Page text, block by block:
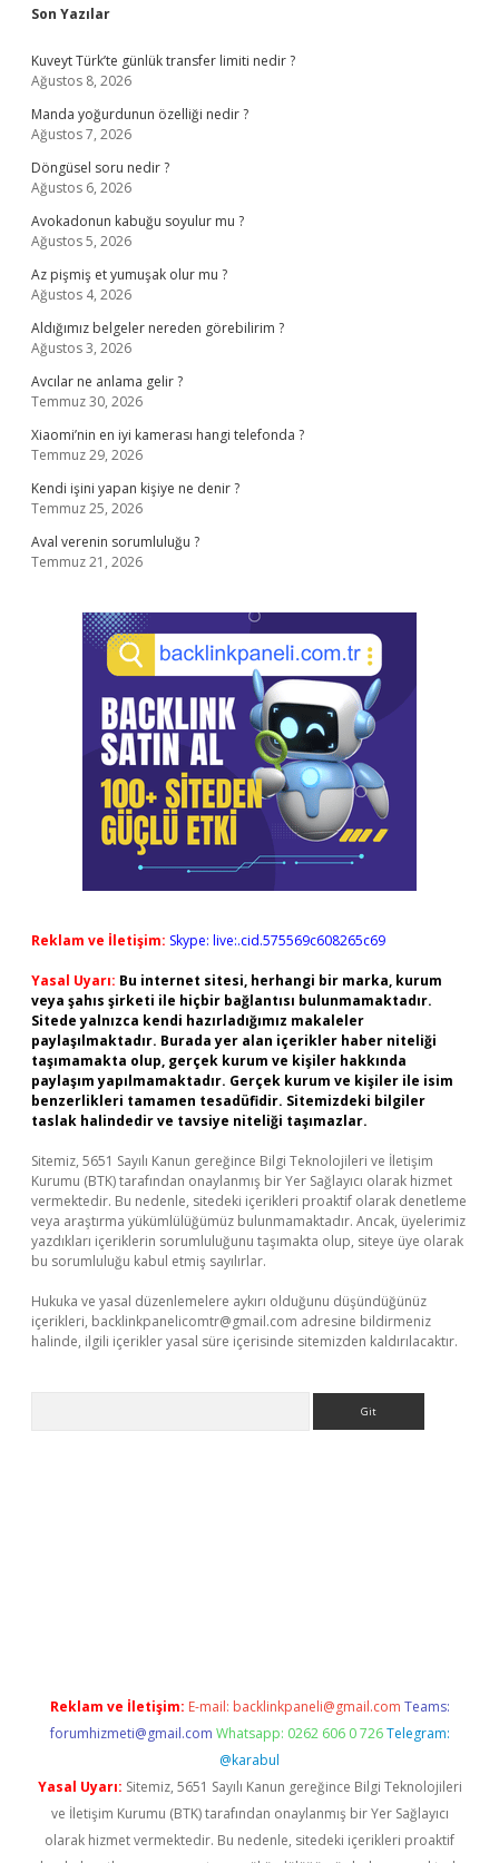
Sidebar
Son Yazılar
Kuveyt Türk’te günlük transfer limiti nedir ?
Ağustos 8, 2026
Manda yoğurdunun özelliği nedir ?
Ağustos 7, 2026
Döngüsel soru nedir ?
Ağustos 6, 2026
Avokadonun kabuğu soyulur mu ?
Ağustos 5, 2026
Az pişmiş et yumuşak olur mu ?
Ağustos 4, 2026
Aldığımız belgeler nereden görebilirim ?
Ağustos 3, 2026
Avcılar ne anlama gelir ?
Temmuz 30, 2026
Xiaomi’nin en iyi kamerası hangi telefonda ?
Temmuz 29, 2026
Kendi işini yapan kişiye ne denir ?
Temmuz 25, 2026
Aval verenin sorumluluğu ?
Temmuz 21, 2026
Reklam ve İletişim: Skype: live:.cid.575569c608265c69
Yasal Uyarı: Bu internet sitesi, herhangi bir marka, kurum
veya şahıs şirketi ile hiçbir bağlantısı bulunmamaktadır.
Sitede yalnızca kendi hazırladığımız makaleler
paylaşılmaktadır. Burada yer alan içerikler haber niteliği
taşımamakta olup, gerçek kurum ve kişiler hakkında
paylaşım yapılmamaktadır. Gerçek kurum ve kişiler ile isim
benzerlikleri tamamen tesadüfidir. Sitemizdeki bilgiler
taslak halindedir ve tavsiye niteliği taşımazlar.
Sitemiz, 5651 Sayılı Kanun gereğince Bilgi Teknolojileri ve İletişim
Kurumu (BTK) tarafından onaylanmış bir Yer Sağlayıcı olarak hizmet
vermektedir. Bu nedenle, sitedeki içerikleri proaktif olarak denetleme
veya araştırma yükümlülüğümüz bulunmamaktadır. Ancak, üyelerimiz
yazdıkları içeriklerin sorumluluğunu taşımakta olup, siteye üye olarak
bu sorumluluğu kabul etmiş sayılırlar.
Hukuka ve yasal düzenlemelere aykırı olduğunu düşündüğünüz
içerikleri, backlinkpanelicomtr@gmail.com adresine bildirmeniz
halinde, ilgili içerikler yasal süre içerisinde sitemizden kaldırılacaktır.
Reklam ve İletişim: E-mail: backlinkpaneli@gmail.com Teams:
forumhizmeti@gmail.com Whatsapp: 0262 606 0 726 Telegram:
@karabul
Yasal Uyarı: Sitemiz, 5651 Sayılı Kanun gereğince Bilgi Teknolojileri
ve İletişim Kurumu (BTK) tarafından onaylanmış bir Yer Sağlayıcı
olarak hizmet vermektedir. Bu nedenle, sitedeki içerikleri proaktif